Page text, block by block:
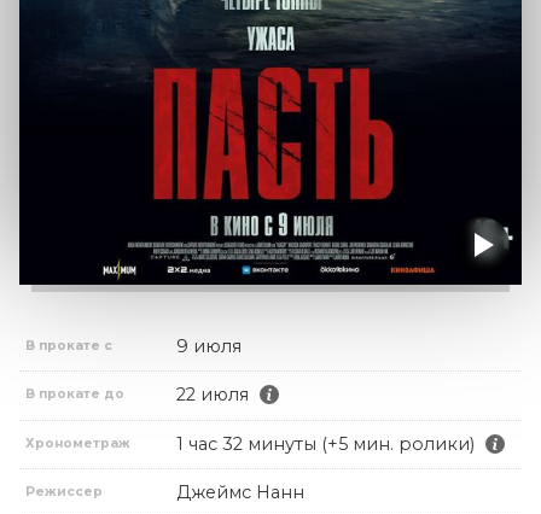
В прокате с 9 июля
В прокате до 22 июля
Хронометраж 1 час 32 минуты (+5 мин. ролики)
Режиссер Джеймс Нанн